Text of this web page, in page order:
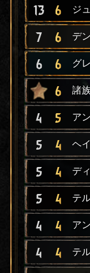
13 6 ジ
7 6 デ
6 6 グ
6 諸
4 5 ア
5 4 ヘ
5 4 デ
5 4 テ
4 4 ア
4 4 テ